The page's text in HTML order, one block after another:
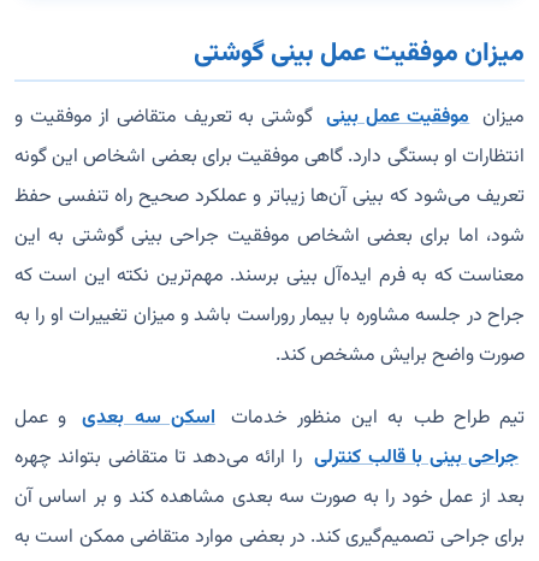
میزان موفقیت عمل بینی گوشتی
میزان موفقیت عمل بینی گوشتی به تعریف متقاضی از موفقیت و
انتظارات او بستگی دارد. گاهی موفقیت برای بعضی اشخاص این گونه
تعریف می‌شود که بینی آن‌ها زیباتر و عملکرد صحیح راه تنفسی حفظ
شود، اما برای بعضی اشخاص موفقیت جراحی بینی گوشتی به این
معناست که به فرم ایده‌آل بینی برسند. مهم‌ترین نکته این است که
جراح در جلسه مشاوره با بیمار روراست باشد و میزان تغییرات او را به
صورت واضح برایش مشخص کند.
تیم طراح طب به این منظور خدمات اسکن سه بعدی و عمل
جراحی بینی با قالب کنترلی را ارائه می‌دهد تا متقاضی بتواند چهره
بعد از عمل خود را به صورت سه بعدی مشاهده کند و بر اساس آن
برای جراحی تصمیم‌گیری کند. در بعضی موارد متقاضی ممکن است به